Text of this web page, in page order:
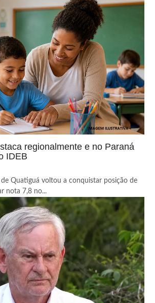
regionalmente e no Paraná
IDEB
Quatiguá voltou a conquistar posição de
nota 7,8 no...